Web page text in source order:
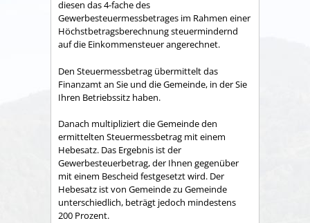
diesen das 4-fache des
Gewerbesteuermessbetrages im Rahmen einer
Höchstbetragsberechnung steuermindernd
auf die Einkommensteuer angerechnet.
Den Steuermessbetrag übermittelt das
Finanzamt an Sie und die Gemeinde, in der Sie
Ihren Betriebssitz haben.
Danach multipliziert die Gemeinde den
ermittelten Steuermessbetrag mit einem
Hebesatz. Das Ergebnis ist der
Gewerbesteuerbetrag, der Ihnen gegenüber
mit einem Bescheid festgesetzt wird. Der
Hebesatz ist von Gemeinde zu Gemeinde
unterschiedlich, beträgt jedoch mindestens
200 Prozent.